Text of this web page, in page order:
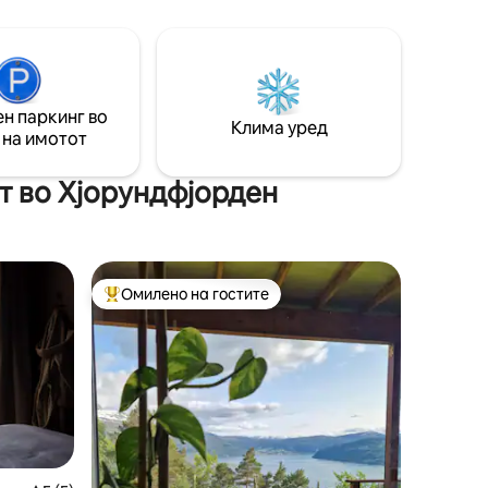
неколку години, Urkeegga исто така
стана популарна туристичка
дестинација. Планините тука се исто
толку популарни за скијачите во зима
паркинг во
имотот
Клима уред
во Хјорундфјорден
Меѓу најуспешните „Омилени на гостите“
Омилено на гостите